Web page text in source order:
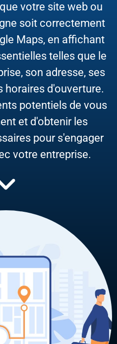
votre site web ou
soit correctement
Maps, en affichant
telles que le
son adresse, ses
horaires d'ouverture.
potentiels de vous
et d'obtenir les
pour s'engager
votre entreprise.